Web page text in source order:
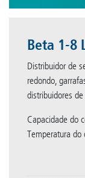
Beta 1-8
Distribuidor de
redondo,
distribuidores
Capacidade do
Temperatura do